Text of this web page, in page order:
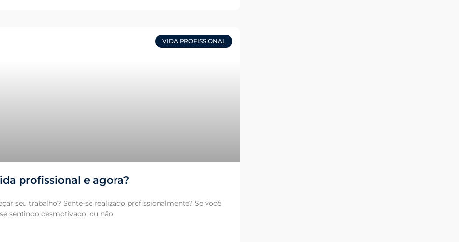
VIDA PROFISSIONAL
profissional e agora?
seu trabalho? Sente-se realizado profissionalmente? Se você
sentindo desmotivado, ou não